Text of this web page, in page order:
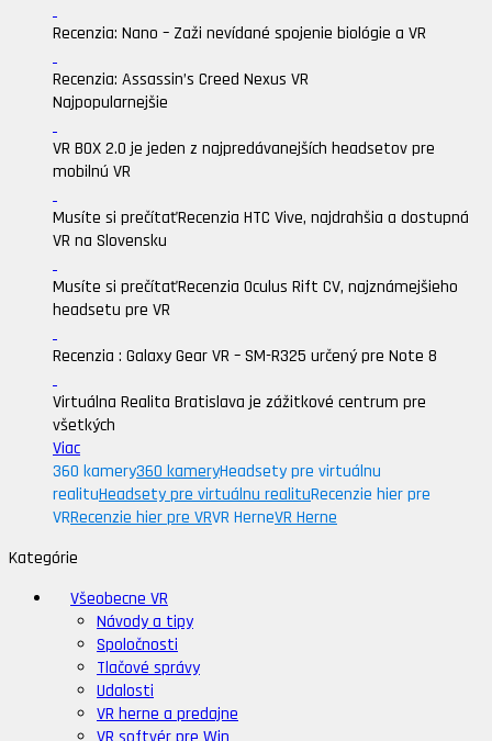
Recenzia: Nano – Zaži nevídané spojenie biológie a VR
Recenzia: Assassin’s Creed Nexus VR
Najpopularnejšie
VR BOX 2.0 je jeden z najpredávanejších headsetov pre
mobilnú VR
Musíte si prečítaťRecenzia HTC Vive, najdrahšia a dostupná
VR na Slovensku
Musíte si prečítaťRecenzia Oculus Rift CV, najznámejšieho
headsetu pre VR
Recenzia : Galaxy Gear VR – SM-R325 určený pre Note 8
Virtuálna Realita Bratislava je zážitkové centrum pre
všetkých
Viac
360 kamery360 kameryHeadsety pre virtuálnu
realituHeadsety pre virtuálnu realituRecenzie hier pre
VRRecenzie hier pre VRVR HerneVR Herne
Kategórie
Všeobecne VR
Návody a tipy
Spoločnosti
Tlačové správy
Udalosti
VR herne a predajne